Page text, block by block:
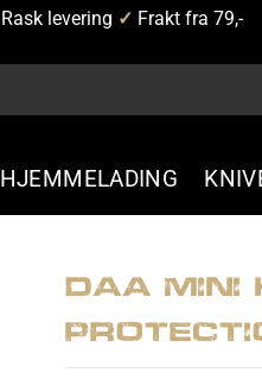
Rask levering ✓ Frakt fra 79,-
HJEMMELADING
DAA